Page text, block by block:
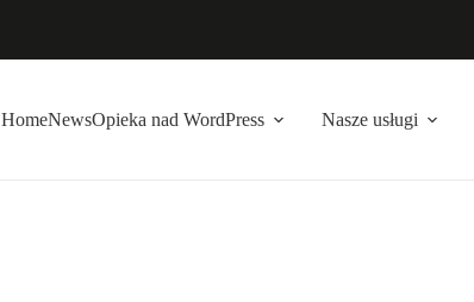
HomeNewsOpieka nad WordPress Nasze usługi